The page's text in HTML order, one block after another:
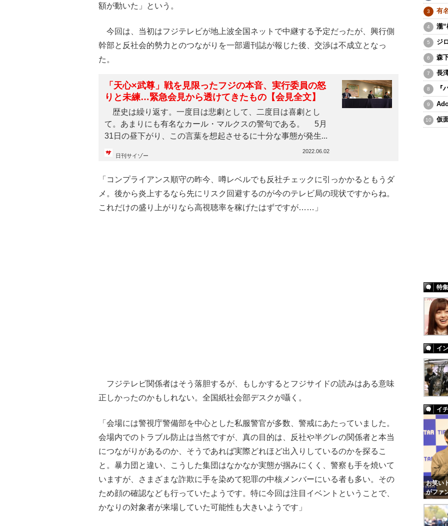
額が動いた」という。
今回は、当初はフジテレビが地上波全国ネットで中継する予定だったが、興行側
幹部と反社会的勢力とのつながりを一部週刊誌が報じた後、交渉は不成立となっ
た。
「天心×武尊」戦を見限ったフジの本音、実行委員の怒
りと未練…緊急会見から透けてきたもの【会見全文】
歴史は繰り返す。一度目は悲劇として、二度目は喜劇とし
て。あまりにも有名なカール・マルクスの警句である。 5月
31日の昼下がり、この言葉を想起させるに十分な事態が発生...
日刊サイゾー
2022.06.02
「コンプライアンス順守の昨今、噂レベルでも反社チェックに引っかかるともうダ
メ。後から炎上するなら先にリスク回避するのが今のテレビ局の現状ですからね。
これだけの盛り上がりなら高視聴率を稼げたはずですが……」
フジテレビ関係者はそう落胆するが、もしかするとフジサイドの読みはある意味
正しかったのかもしれない。全国紙社会部デスクが囁く。
「会場には警視庁警備部を中心とした私服警官が多数、警戒にあたっていました。
会場内でのトラブル防止は当然ですが、真の目的は、反社や半グレの関係者と本当
につながりがあるのか、そうであれば実際どれほど出入りしているのかを探るこ
と。暴力団と違い、こうした集団はなかなか実態が掴みにくく、警察も手を焼いて
いますが、さまざまな詐欺に手を染めて犯罪の中核メンバーにいる者も多い。その
ため顔の確認なども行っていたようです。特に今回は注目イベントということで、
かなりの対象者が来場していた可能性も大きいようです」
有
瀧“
ジ
森
長
『
仮
特集
イ
イ
お笑い
がファ